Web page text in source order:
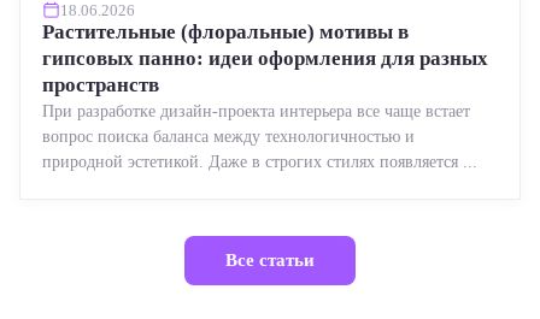
18.06.2026
Растительные (флоральные) мотивы в
гипсовых панно: идеи оформления для разных
пространств
При разработке дизайн-проекта интерьера все чаще встает
вопрос поиска баланса между технологичностью и
природной эстетикой. Даже в строгих стилях появляется ...
Все статьи